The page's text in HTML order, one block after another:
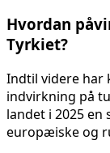
Hvordan
Tyrkiet?
Indtil videre har
indvirkning på
landet i 2025
europæiske og